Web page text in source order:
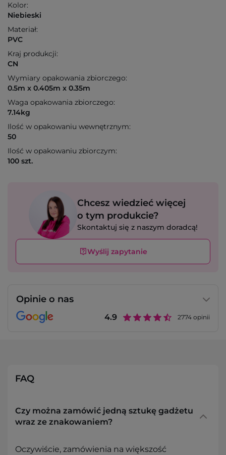
Kolor:
Niebieski
Materiał:
PVC
Kraj produkcji:
CN
Wymiary opakowania zbiorczego:
0.5m x 0.405m x 0.35m
Waga opakowania zbiorczego:
7.14kg
Ilość w opakowaniu wewnętrznym:
50
Ilość w opakowaniu zbiorczym:
100 szt.
Chcesz wiedzieć więcej
o tym produkcie?
Skontaktuj się z naszym doradcą!
Wyślij zapytanie
Opinie o nas
4.9 2774 opinii
FAQ
Czy można zamówić jedną sztukę gadżetu
wraz ze znakowaniem?
Oczywiście, zamówienia na większość